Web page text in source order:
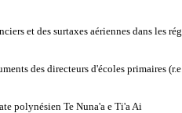
et des surtaxes aériennes dans les
des directeurs d'écoles primaires
polynésien Te Nuna'a e Ti'a Ai